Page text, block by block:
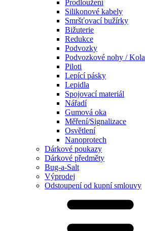
Prodloužení
Silikonové kabely
Smršťovací bužírky
Bižuterie
Redukce
Podvozky
Podvozkové nohy / Kola
Piloti
Lepící pásky
Lepidla
Spojovací materiál
Nářadí
Gumová oka
Měření/Signalizace
Osvětlení
Nanoprotech
Dárkové poukazy
Dárkové předměty
Bug-a-Salt
Výprodej
Odstoupení od kupní smlouvy